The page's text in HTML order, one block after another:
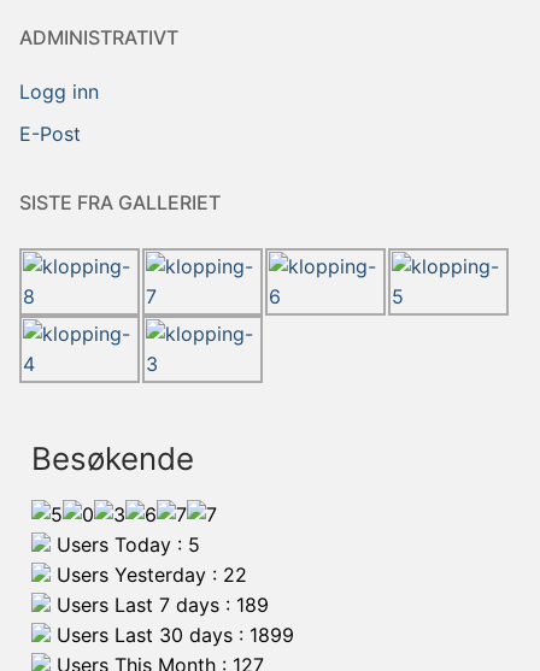
ADMINISTRATIVT
Logg inn
E-Post
SISTE FRA GALLERIET
Besøkende
Users Today : 5
Users Yesterday : 22
Users Last 7 days : 189
Users Last 30 days : 1899
Users This Month : 127